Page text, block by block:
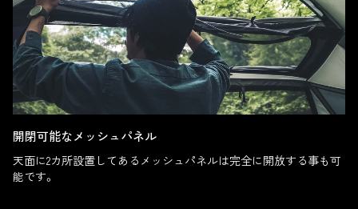
開閉可能なメッシュパネル
天面に2カ所設置してあるメッシュパネルは完全に開放する事も可
能です。